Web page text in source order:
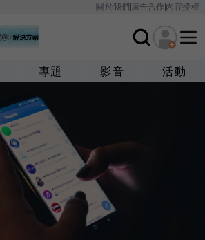
關於我們廣告合作內容授權
專題 影音 活動